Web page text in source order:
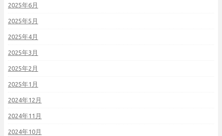
2025年6月
2025年5月
2025年4月
2025年3月
2025年2月
2025年1月
2024年12月
2024年11月
2024年10月